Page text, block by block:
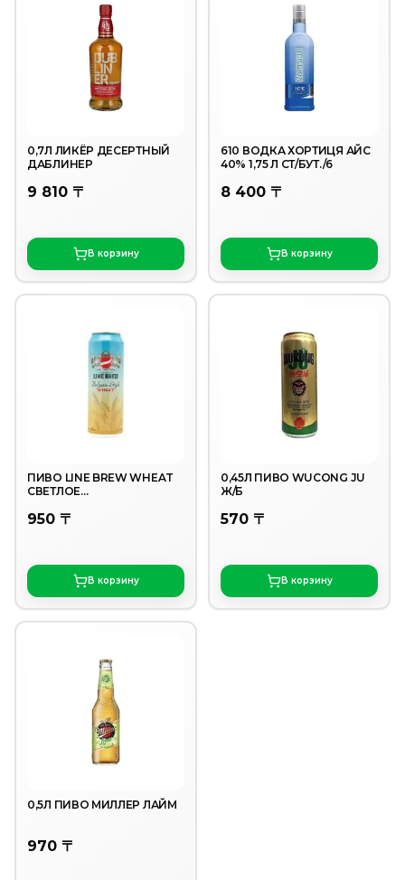
0,7Л ЛИКЁР ДЕСЕРТНЫЙ
ДАБЛИНЕР
9 810 〒
В корзину
610 ВОДКА ХОРТИЦЯ АЙС
40% 1,75 Л СТ/БУТ./6
8 400 〒
В корзину
ПИВО LINE BREW WHEAT
СВЕТЛОЕ
0,568Л Ж/Б
950 〒
В корзину
0,45Л ПИВО WUCONG JU
Ж/Б
570 〒
В корзину
0,5Л ПИВО МИЛЛЕР ЛАЙМ
970 〒